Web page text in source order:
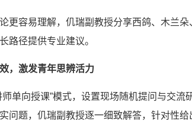
容易理解，仉瑞副教授分享西鸽、木兰朵
路径提供专业建议。
，激发青年思辨活力
向授课”模式，设置现场随机提问与交流
问题，仉瑞副教授逐一细致解答，针对性